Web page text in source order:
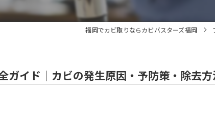
福岡でカビ取りならカビバスターズ福岡
ガイド｜カビの発生原因・予防策・除去方